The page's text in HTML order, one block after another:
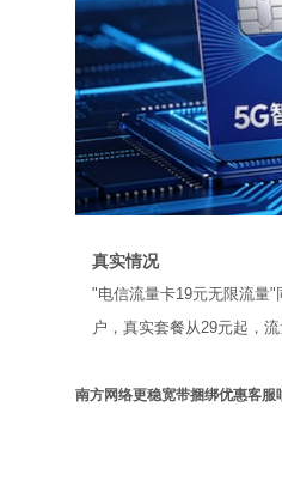
真实情况
"电信流量卡19元无限流量"
户，真实套餐从29元起，流
南方网络更稳宽带捆绑优惠客服